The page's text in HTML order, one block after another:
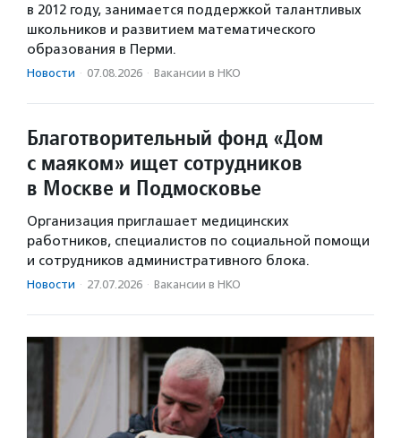
в 2012 году, занимается поддержкой талантливых
школьников и развитием математического
образования в Перми.
Новости · 07.08.2026 · Вакансии в НКО
Благотворительный фонд «Дом
с маяком» ищет сотрудников
в Москве и Подмосковье
Организация приглашает медицинских
работников, специалистов по социальной помощи
и сотрудников административного блока.
Новости · 27.07.2026 · Вакансии в НКО